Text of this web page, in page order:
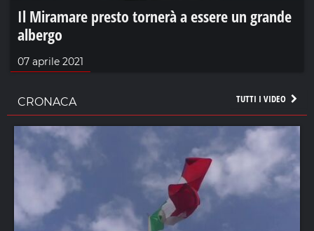
Il Miramare presto tornerà a essere un grande
albergo
07 aprile 2021
TUTTI I VIDEO
CRONACA